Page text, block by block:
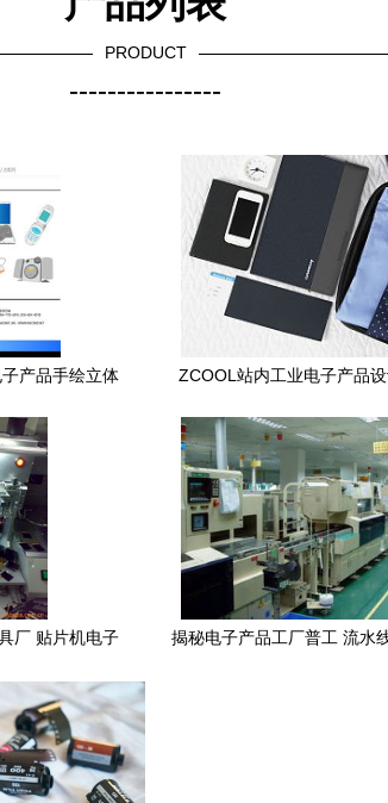
PRODUCT
----------------
产品手绘立体
ZCOOL站内工业电子产品
厂 贴片机电子
揭秘电子产品工厂普工 流水